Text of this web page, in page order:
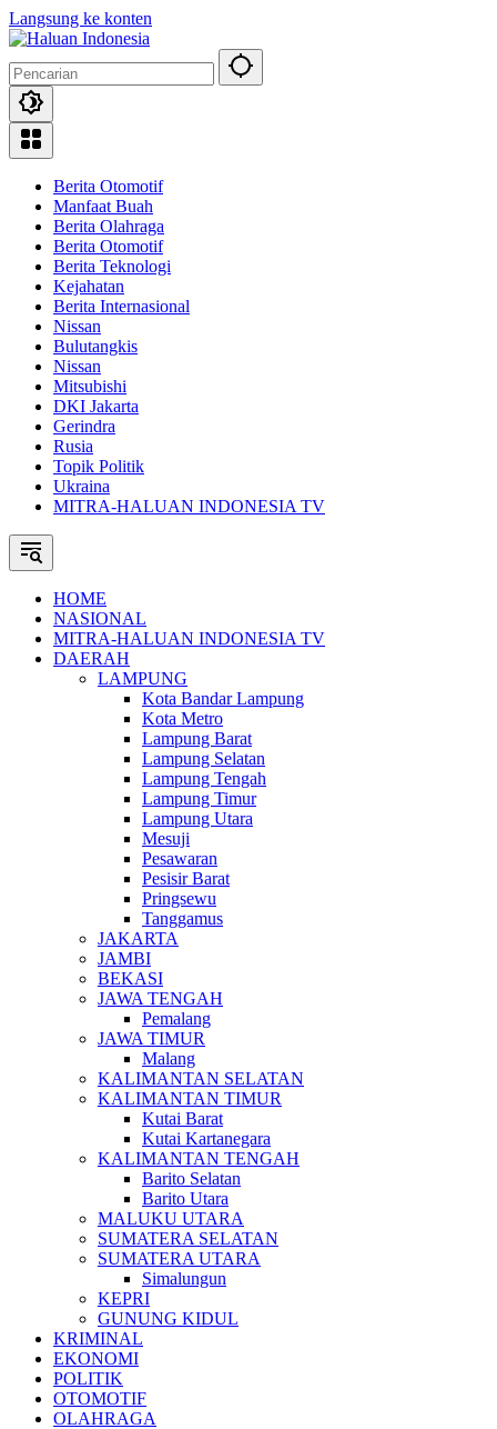
Langsung ke konten
Berita Otomotif
Manfaat Buah
Berita Olahraga
Berita Otomotif
Berita Teknologi
Kejahatan
Berita Internasional
Nissan
Bulutangkis
Nissan
Mitsubishi
DKI Jakarta
Gerindra
Rusia
Topik Politik
Ukraina
MITRA-HALUAN INDONESIA TV
HOME
NASIONAL
MITRA-HALUAN INDONESIA TV
DAERAH
LAMPUNG
Kota Bandar Lampung
Kota Metro
Lampung Barat
Lampung Selatan
Lampung Tengah
Lampung Timur
Lampung Utara
Mesuji
Pesawaran
Pesisir Barat
Pringsewu
Tanggamus
JAKARTA
JAMBI
BEKASI
JAWA TENGAH
Pemalang
JAWA TIMUR
Malang
KALIMANTAN SELATAN
KALIMANTAN TIMUR
Kutai Barat
Kutai Kartanegara
KALIMANTAN TENGAH
Barito Selatan
Barito Utara
MALUKU UTARA
SUMATERA SELATAN
SUMATERA UTARA
Simalungun
KEPRI
GUNUNG KIDUL
KRIMINAL
EKONOMI
POLITIK
OTOMOTIF
OLAHRAGA